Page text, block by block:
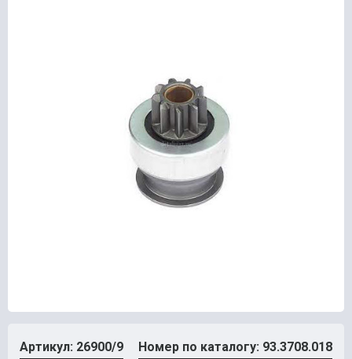
Артикул: 26900/9 Номер по каталогу: 93.3708.018